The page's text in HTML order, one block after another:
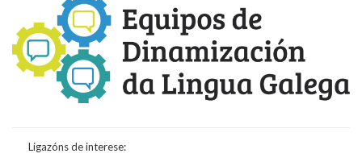
Ligazóns de interese: